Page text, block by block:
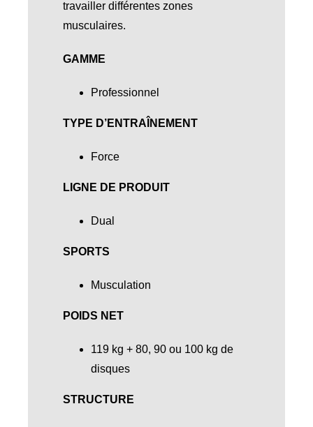
travailler différentes zones
musculaires.
GAMME
Professionnel
TYPE D’ENTRAÎNEMENT
Force
LIGNE DE PRODUIT
Dual
SPORTS
Musculation
POIDS NET
119 kg + 80, 90 ou 100 kg de
disques
STRUCTURE